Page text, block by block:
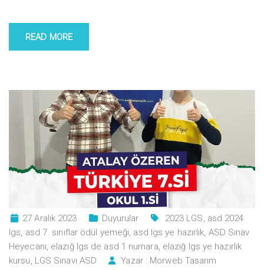
READ MORE
27 Aralık 2023 Duyurular 2023 LGS asd 2024
lgs asd 7. sınıflar ödül yemeği asd lgs ye hazırlık ASD Sınav
Heyecanı elazığ lgs de asd 1 numara elazığ lgs ye hazırlık
kursu LGS Sınavı ASD Yazar : Morweb Tasarım